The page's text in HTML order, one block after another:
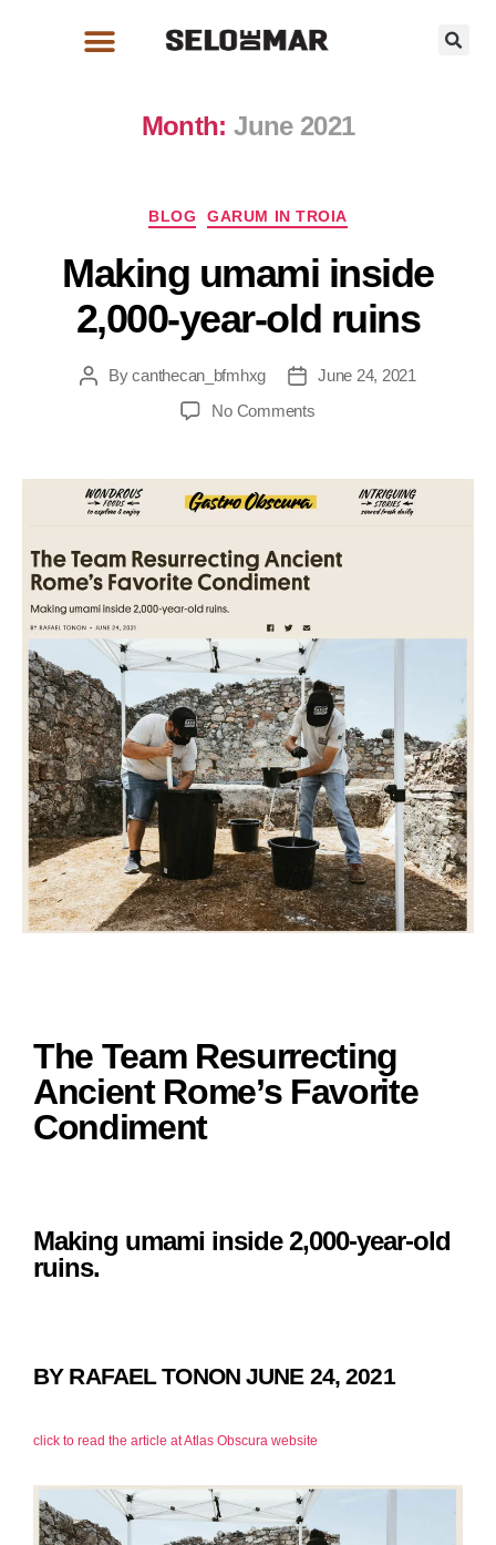
Month: June 2021
BLOG GARUM IN TROIA
Making umami inside
2,000-year-old ruins
Bycanthecan_bfmhxg
June 24, 2021
No Comments
The Team Resurrecting
Ancient Rome’s Favorite
Condiment
Making umami inside 2,000-year-old
ruins.
BY RAFAEL TONON JUNE 24, 2021
click to read the article at Atlas Obscura website